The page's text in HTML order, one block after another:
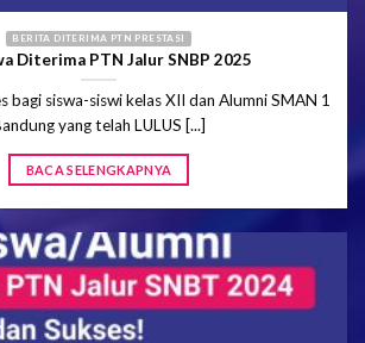
BERITA DITERIMA PTN PRESTASI
Diterima PTN Jalur SNBP 2025
bagi siswa-siswi kelas XII dan Alumni SMAN 1
yang telah LULUS [...]
BACA SELENGKAPNYA